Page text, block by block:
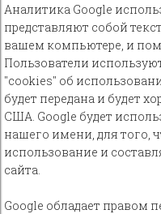
Аналитика Google
представляют собой
вашем компьютере, и
Пользователи
"cookies" об
будет передана и будет
США. Google будет
нашего имени, для того,
использование и
сайта.
Google обладает правом